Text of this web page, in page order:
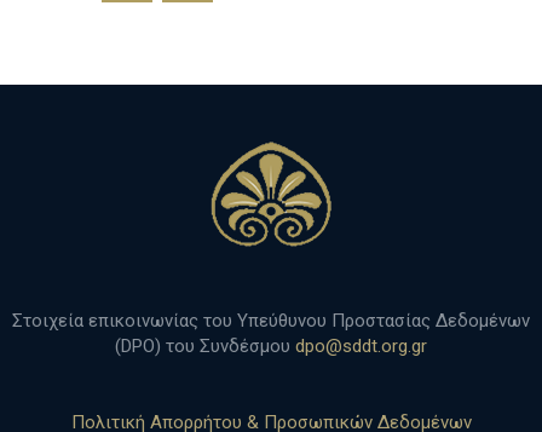
Στοιχεία επικοινωνίας του Υπεύθυνου Προστασίας Δεδομένων
(DPO) του Συνδέσμου dpo@sddt.org.gr
Πολιτική Απορρήτου & Προσωπικών Δεδομένων